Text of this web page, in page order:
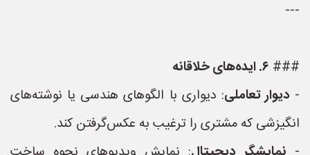
---
### ۶. ایده‌های خلاقانه
-دیوار تعاملی: دیواری با الگوهای هندسی یا نوشته‌های
انگیزشی که مشتری را ترغیب به عکس‌گرفتن کند.